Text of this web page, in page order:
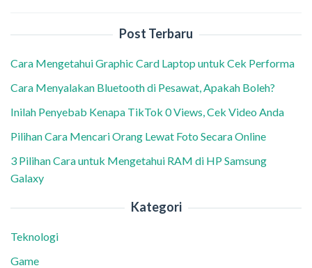
Post Terbaru
Cara Mengetahui Graphic Card Laptop untuk Cek Performa
Cara Menyalakan Bluetooth di Pesawat, Apakah Boleh?
Inilah Penyebab Kenapa TikTok 0 Views, Cek Video Anda
Pilihan Cara Mencari Orang Lewat Foto Secara Online
3 Pilihan Cara untuk Mengetahui RAM di HP Samsung
Galaxy
Kategori
Teknologi
Game